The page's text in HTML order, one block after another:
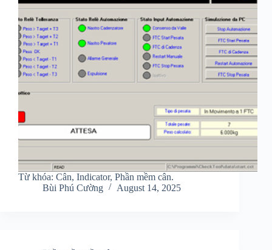
Từ khóa: Cân, Indicator, Phần mềm cân.
Bùi Phú Cường
August 14, 2025